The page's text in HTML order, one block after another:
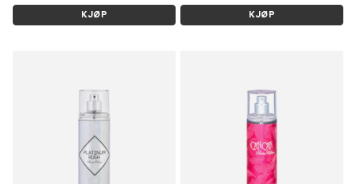
KJØP KJØP